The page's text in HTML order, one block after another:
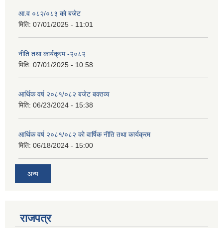
आ.व ०८२/०८३ को बजेट
मिति: 07/01/2025 - 11:01
नीति तथा कार्यक्रम -२०८२
मिति: 07/01/2025 - 10:58
आर्थिक वर्ष २०८१/०८२ बजेट बक्तव्य
मिति: 06/23/2024 - 15:38
आर्थिक वर्ष २०८१/०८२ काे वार्षिक नीति तथा कार्यक्रम
मिति: 06/18/2024 - 15:00
अन्य
राजपत्र